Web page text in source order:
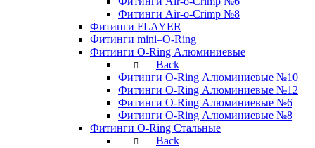
Фитинги Air-o-Crimp №8
Фитинги FLAYER
Фитинги mini–O-Ring
Фитинги O-Ring Алюминиевые
Back
Фитинги O-Ring Алюминиевые №10
Фитинги O-Ring Алюминиевые №12
Фитинги O-Ring Алюминиевые №6
Фитинги O-Ring Алюминиевые №8
Фитинги O-Ring Стальные
Back